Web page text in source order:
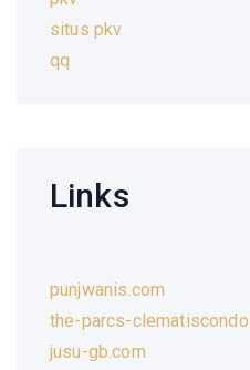
situs pkv
qq
Links
punjwanis.com
the-parcs-
jusu-gb.com